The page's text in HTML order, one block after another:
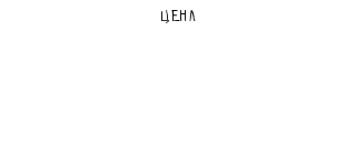
Цена